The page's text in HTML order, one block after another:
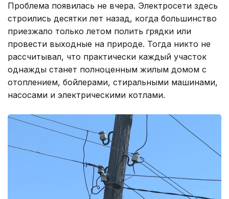
Проблема появилась не вчера. Электросети здесь
строились десятки лет назад, когда большинство
приезжало только летом полить грядки или
провести выходные на природе. Тогда никто не
рассчитывал, что практически каждый участок
однажды станет полноценным жилым домом с
отоплением, бойлерами, стиральными машинами,
насосами и электрическими котлами.